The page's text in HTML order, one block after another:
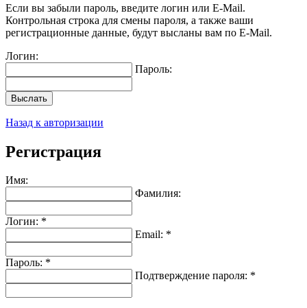
Если вы забыли пароль, введите логин или E-Mail.
Контрольная строка для смены пароля, а также ваши
регистрационные данные, будут высланы вам по E-Mail.
Логин:
Пароль:
Выслать
Назад к авторизации
Регистрация
Имя:
Фамилия:
Логин: *
Email: *
Пароль: *
Подтверждение пароля: *